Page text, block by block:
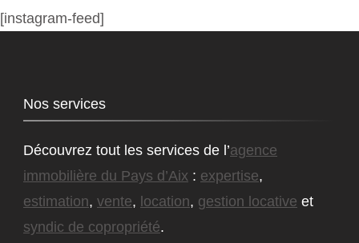
[instagram-feed]
Nos services
Découvrez tout les services de l’agence
immobilière du Pays d’Aix : expertise,
estimation, vente, location, gestion locative et
syndic de copropriété.